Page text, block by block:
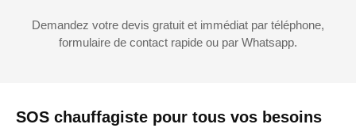
SOS chauffagiste pour tous vos besoins
Demandez votre devis gratuit et immédiat par téléphone,
formulaire de contact rapide ou par Whatsapp.